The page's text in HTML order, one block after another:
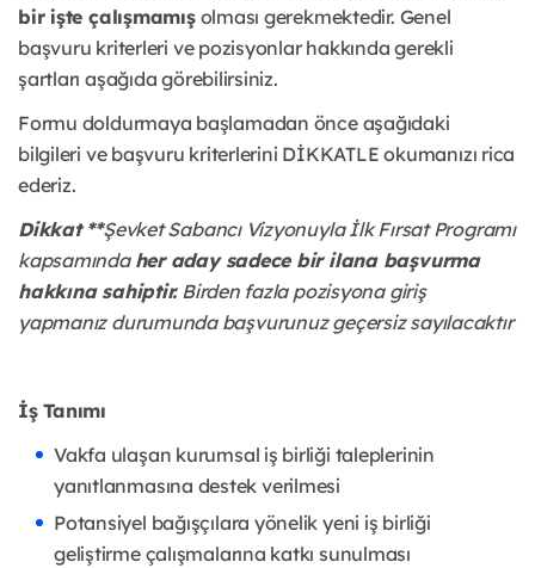
bir işte çalışmamışolması gerekmektedir. Genel
başvuru kriterleri ve pozisyonlar hakkında gerekli
şartları aşağıda görebilirsiniz.
Formu doldurmaya başlamadan önce aşağıdaki
bilgileri ve başvuru kriterlerini DİKKATLE okumanızı rica
ederiz.
Dikkat **Şevket Sabancı Vizyonuyla İlk Fırsat Programı
kapsamında her aday sadece bir ilana başvurma
hakkına sahiptir.Birden fazla pozisyona giriş
yapmanız durumunda başvurunuz geçersiz sayılacaktır
İş Tanımı
Vakfa ulaşan kurumsal iş birliği taleplerinin
yanıtlanmasına destek verilmesi
Potansiyel bağışçılara yönelik yeni iş birliği
geliştirme çalışmalarına katkı sunulması